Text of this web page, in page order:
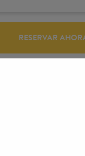
RESERVAR